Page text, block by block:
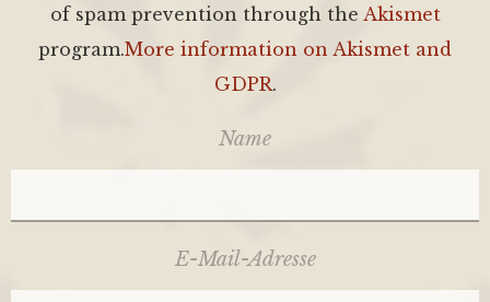
of spam prevention through the Akismet
program.More information on Akismet and
GDPR.
Name
E-Mail-Adresse